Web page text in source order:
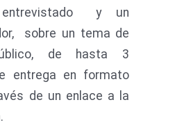
entrevistado y un
sobre un tema de
de hasta 3
entrega en formato
de un enlace a la